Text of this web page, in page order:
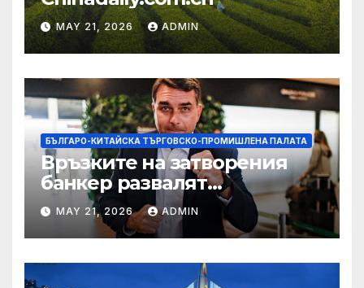
MAY 21, 2026 ADMIN
БЪЛГАРО-КИТАЙСКА ТЪРГОВСКО-ПРОМИШЛЕНА ПАЛАТА
Връзките на затворения
банкер развалят
надеждите на Флавио
Болсонаро за президент на
Бразилия
MAY 21, 2026 ADMIN